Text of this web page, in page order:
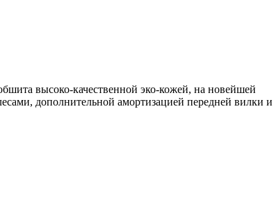
высоко-качественной эко-кожей, на новейшей
дополнительной амортизацией передней вилки и